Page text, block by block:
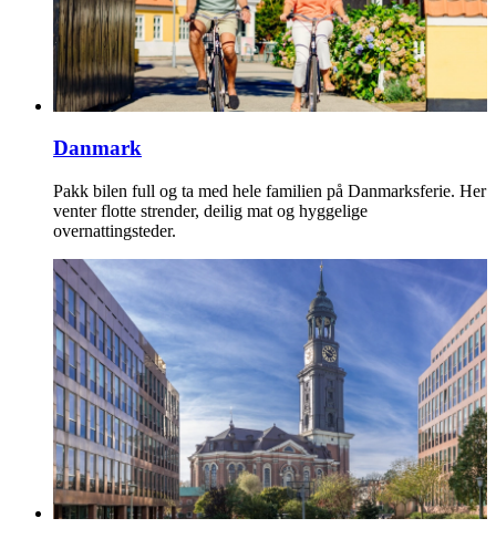
Danmark
Pakk bilen full og ta med hele familien på Danmarksferie. Her
venter flotte strender, deilig mat og hyggelige
overnattingsteder.